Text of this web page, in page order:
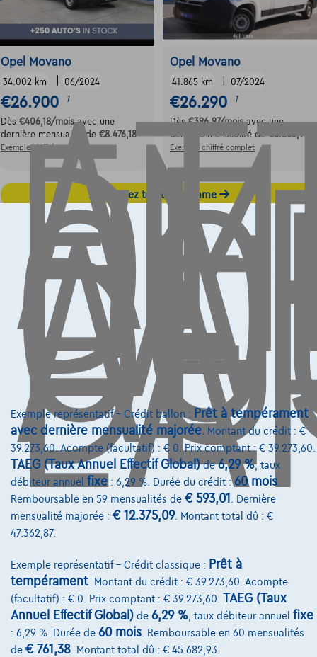
Opel Movano
34.002 km 06/2024
€26.900 1
Dès €406,18/moisavec une
dernière mensualité de €8.476,18
Exemple chiffré complet
Opel Movano
41.865 km 07/2024
€26.290 1
Dès€396,97/moisavec une
dernière mensualité de€8.283,97
Exemple chiffré complet
Découvrez toute la gamme
DE
DE
Exemple représentatif – Crédit ballon : Prêt à tempérament
avec dernière mensualité majorée . Montant du crédit : €
39.273,60. Acompte (facultatif) : € 0. Prix comptant : € 39.273,60.
TAEG (Taux Annuel Effectif Global)de6,29 %, taux
débiteur annuel fixe : 6,29 %. Durée du crédit :60 mois
Remboursable en 59 mensualités de € 593,01
. Dernière
mensualité majorée : € 12.375,09. Montant total dû : €
47.362,87.
Exemple représentatif – Crédit classique : Prêt à
tempérament . Montant du crédit : € 39.273,60. Acompte
(facultatif) : € 0. Prix comptant : € 39.273,60. TAEG (Taux
Annuel Effectif Global) de 6,29 % , taux débiteur annuel fixe
: 6,29 %. Durée de 60 mois . Remboursable en 60 mensualités
de € 761,38 . Montant total dû : € 45.682,93.
Contact
info@touringcarselect.be
Avenue Roi Albert II 4, B12
Services & Solutions
Assistance dépannage
Financement
Leasing
Sur Nous
Devenez client